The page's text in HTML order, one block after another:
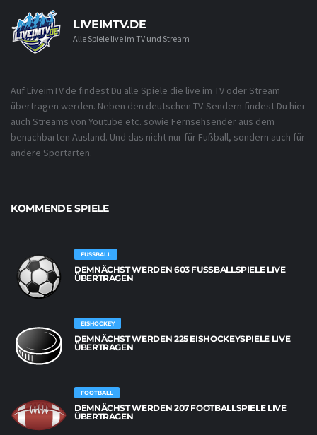
LIVEIMTV.DE
Alle Spiele live im TV und Stream
Auf LiveimTV.de findest Du alle Spiele die live im TV oder Stream
übertragen werden. Neben den deutschen TV-Sendern findest Du hier
auch Streams von Youtube etc. sowie Fernsehsender aus dem
benachbarten Ausland. Und das nicht nur für Fußball, sondern auch für
andere Sportarten.
KOMMENDE SPIELE
FUSSBALL
DEMNÄCHST WERDEN 603 FUSSBALLSPIELE LIVE Ü
BERTRAGEN
EISHOCKEY
DEMNÄCHST WERDEN 225 EISHOCKEYSPIELE LIVE
ÜBERTRAGEN
FOOTBALL
DEMNÄCHST WERDEN 207 FOOTBALLSPIELE LIVE
ÜBERTRAGEN